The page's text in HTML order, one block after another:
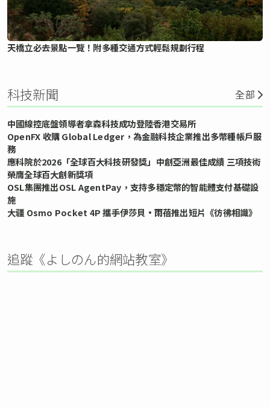
天橋立必去景點一覽！附多種交通方式輕鬆規劃行程
科技新聞 全部
中國線控底盤領導者拿森科技成功登陸香港交易所
OpenFX 收購 Global Ledger，為金融科技企業推出多幣種帳戶服
務
應科院於2026「全球百大科技研發獎」中創亞洲最佳成績 三項技術
榮膺全球百大創新獎項
OSL集團推出OSL AgentPay，支持多穩定幣的智能體支付基礎設
施
大疆 Osmo Pocket 4P 攜手伊莎貝•雨蓓推出短片《彷彿相識》
追蹤《よしのん的網站教室》